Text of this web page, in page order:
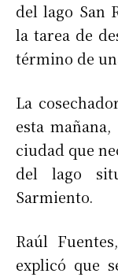
del lago San
la tarea de
término de
La
esta
ciudad que
del lago
Sarmiento.
Raúl
explicó que